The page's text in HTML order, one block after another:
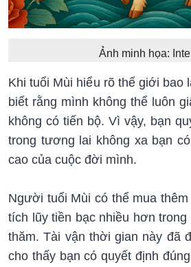
Ảnh minh họa:
Khi tuổi Mùi hiểu rõ thế giới bao
biết rằng mình không thể luôn
không có tiến bộ. Vì vậy, bạn
trong tương lai không xa bạn
cao của cuộc đời mình.
Người tuổi Mùi có thể mua
tích lũy tiền bạc nhiều hơn
thăm. Tài vận thời gian này đã
cho thấy bạn có quyết định